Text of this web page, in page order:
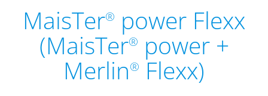
MaisTer® power Flexx
(MaisTer® power +
Merlin® Flexx)